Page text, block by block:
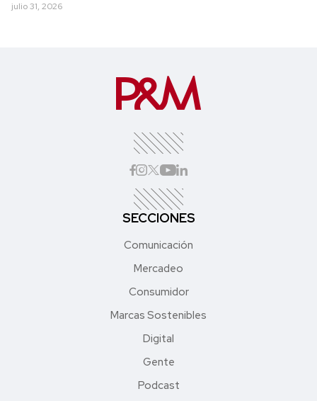
julio 31, 2026
SECCIONES
Comunicación
Mercadeo
Consumidor
Marcas Sostenibles
Digital
Gente
Podcast